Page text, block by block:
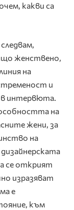
какви са
женствено,
на
и
в интервюта.
на
жени, за
на
се открият
изразяват
е
към